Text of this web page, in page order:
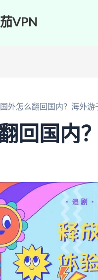
VPN
国外怎么翻回国内？海外
回国内